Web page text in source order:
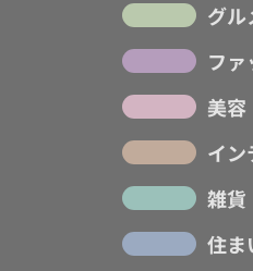
グル
フ
美容
イン
雑貨
住ま